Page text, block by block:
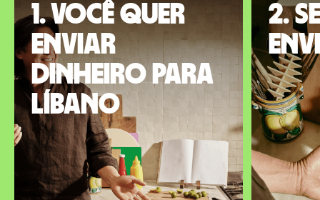
1. Você quer
enviar
dinheiro para
Líbano
2.